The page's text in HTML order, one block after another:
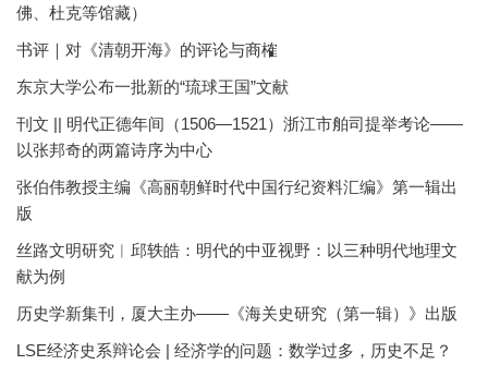
佛、杜克等馆藏）
书评｜对《清朝开海》的评论与商榷
东京大学公布一批新的“琉球王国”文献
刊文 || 明代正德年间（1506—1521）浙江市舶司提举考论——
以张邦奇的两篇诗序为中心
张伯伟教授主编《高丽朝鲜时代中国行纪资料汇编》第一辑出
版
丝路文明研究︱邱轶皓：明代的中亚视野：以三种明代地理文
献为例
历史学新集刊，厦大主办——《海关史研究（第一辑）》出版
LSE经济史系辩论会 | 经济学的问题：数学过多，历史不足？